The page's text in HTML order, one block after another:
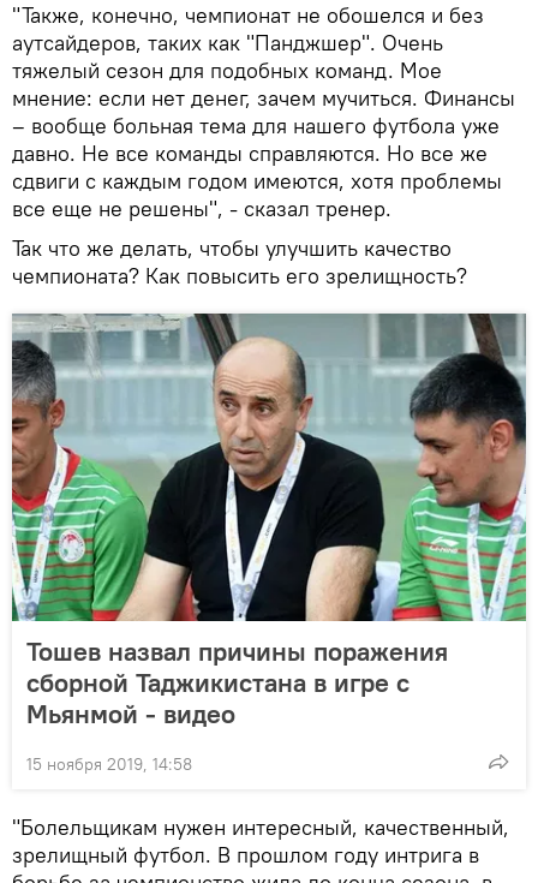
"Также, конечно, чемпионат не обошелся и без
аутсайдеров, таких как "Панджшер". Очень
тяжелый сезон для подобных команд. Мое
мнение: если нет денег, зачем мучиться. Финансы
– вообще больная тема для нашего футбола уже
давно. Не все команды справляются. Но все же
сдвиги с каждым годом имеются, хотя проблемы
все еще не решены", - сказал тренер.
Так что же делать, чтобы улучшить качество
чемпионата? Как повысить его зрелищность?
Тошев назвал причины поражения
сборной Таджикистана в игре с
Мьянмой - видео
15 ноября 2019, 14:58
"Болельщикам нужен интересный, качественный,
зрелищный футбол. В прошлом году интрига в